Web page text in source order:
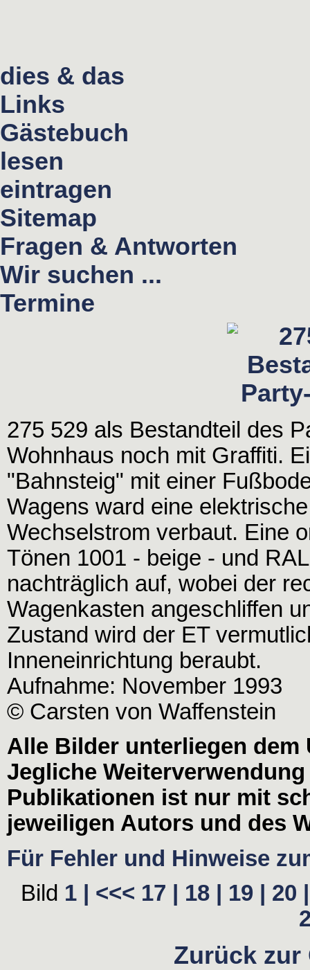
dies & das
Links
Gästebuch
lesen
eintragen
Sitemap
Fragen & Antworten
Wir suchen ...
Termine
275 529 als Bestandteil des
Wohnhaus noch mit Graffiti.
"Bahnsteig" mit einer
Wagens ward eine
Wechselstrom verbaut. Eine
Tönen 1001 - beige - und
nachträglich auf, wobei der
Wagenkasten angeschliffen
Zustand wird der ET
Inneneinrichtung beraubt.
Aufnahme: November 1993
© Carsten von Waffenstein
Alle Bilder unterliegen dem
Jegliche
Publikationen ist nur mit
jeweiligen Autors und des
Für Fehler und Hinweise
Bild 1 | <<< 17 | 18 | 19 |
20 |
Zurück zur